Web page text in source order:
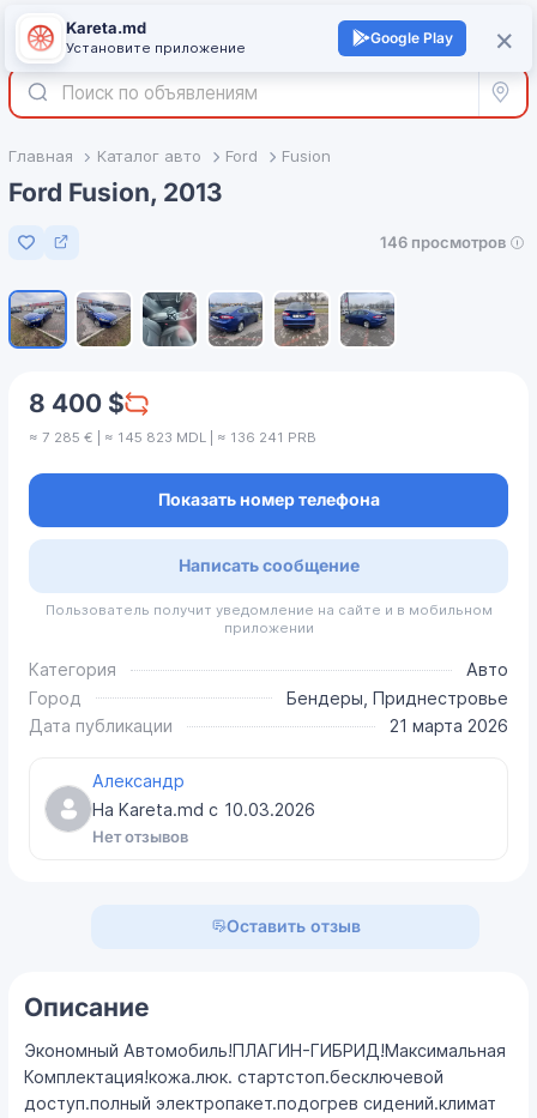
Войти +
Все
Главная Каталог авто Ford Fusion
Ford Fusion, 2013
Добавить в избранное
146 просмотров
8 400 $
≈ 7 285 € | ≈ 145 823 MDL | ≈ 136 241 PRB
Показать номер телефона
Написать сообщение
Пользователь получит уведомление на сайте и в мобильном
приложении
Категория
Авто
Город
Бендеры, Приднестровье
Дата публикации
21 марта 2026
Александр
На Kareta.md с 10.03.2026
Нет отзывов
Оставить отзыв
Описание
Экономный Автомобиль!ПЛАГИН-ГИБРИД!Максимальная
Комплектация!кожа.люк. стартстоп.бесключевой
доступ.полный электропакет.подогрев сидений.климат
×
Kareta.md
Установите приложение
Google Play